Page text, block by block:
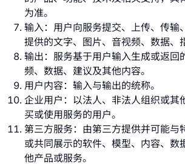
为准。
输入：用户向服务提交、上传、传输
提供的文字、图片、音视频、数据、
输出：服务基于用户输入生成或返回
频、数据、建议及其他内容。
用户内容：输入与输出的统称。
企业用户：以法人、非法人组织或其
买或使用服务的用户。
第三方服务：由第三方提供并可能与
或共同展示的软件、模型、内容、数
他产品或服务。